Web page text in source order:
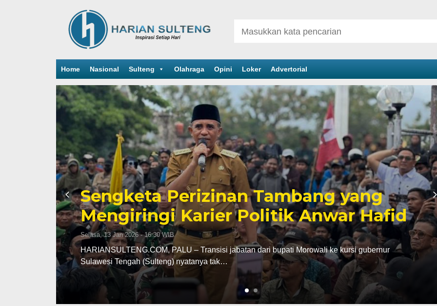
Home Nasional Sulteng Olahraga Opini Loker Advertorial
Sengketa Perizinan Tambang yang
Mengiringi Karier Politik Anwar Hafid
Selasa, 13 Jan 2026 - 16:30 WIB
HARIANSULTENG.COM, PALU – Transisi jabatan dari bupati Morowali ke kursi gubernur
Sulawesi Tengah (Sulteng) nyatanya tak…